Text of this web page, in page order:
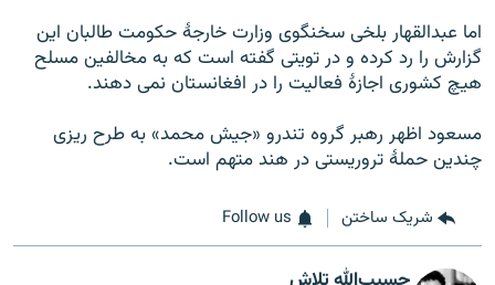
اما عبدالقهار بلخی سخنگوی وزارت خارجۀ حکومت طالبان این
گزارش را رد کرده و در تویتی گفته است که به مخالفین مسلح
هیچ کشوری اجازۀ فعالیت را در افغانستان نمی دهند.
مسعود اظهر رهبر گروه تندرو «جیش محمد» به طرح ریزی
چندین حملۀ تروریستی در هند متهم است.
شریک ساختن Follow us